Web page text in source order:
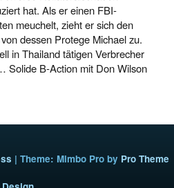
hat. Als er einen FBI-
meuchelt, zieht er sich den
dessen Protege Michael zu.
in Thailand tätigen Verbrecher
Solide B-Action mit Don Wilson
| Theme: Mimbo Pro by Pro Theme